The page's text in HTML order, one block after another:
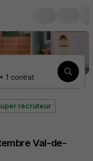
1 contrat
recruteur
Val-de-